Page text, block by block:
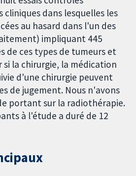
cliniques dans lesquelles les
au hasard dans l'un des
impliquant 445
de ces types de tumeurs et
la chirurgie, la médication
d'une chirurgie peuvent
de jugement. Nous n'avons
portant sur la radiothérapie.
à l'étude a duré de 12